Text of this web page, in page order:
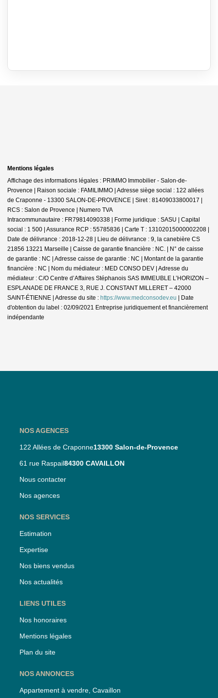
Mentions légales
Affichage des informations légales : PRIMMO Immobilier - Salon-de-
Provence | Raison sociale : FAMILIMMO | Adresse siège social : 122 allées
de Craponne - 13300 SALON-DE-PROVENCE | Siret : 81409033800017 |
RCS : Salon de Provence | Numero TVA
Intracommunautaire : FR79814090338 | Forme juridique : SASU | Capital
social : 1 500 | Assurance RCP : 55785836 | Carte T : 13102015000002208 |
Date de délivrance : 2018-12-28 | Lieu de délivrance : 9, la canebière CS
21856 13221 Marseille | Caisse de garantie financière : NC. | N° de caisse
de garantie : NC | Adresse caisse de garantie : NC | Montant de la garantie
financière : NC | Nom du médiateur : MED CONSO DEV | Adresse du
médiateur : C/O Centre d’Affaires Stéphanois SAS IMMEUBLE L’HORIZON –
ESPLANADE DE FRANCE 3, RUE J. CONSTANT MILLERET – 42000
SAINT-ÉTIENNE | Adresse du site : https://www.medconsodev.eu | Date
d'obtention du label : 02/09/2021 Entreprise juridiquement et financièrement
indépendante
NOS AGENCES
122 Allées de Craponne13300 Salon-de-Provence
61 rue Raspail84300 CAVAILLON
Nous contacter
Nos agences
NOS SERVICES
Estimation
Expertise
Nos biens vendus
Nos actualités
LIENS UTILES
Nos honoraires
Mentions légales
Plan du site
NOS ANNONCES
Appartement à vendre, Cavaillon